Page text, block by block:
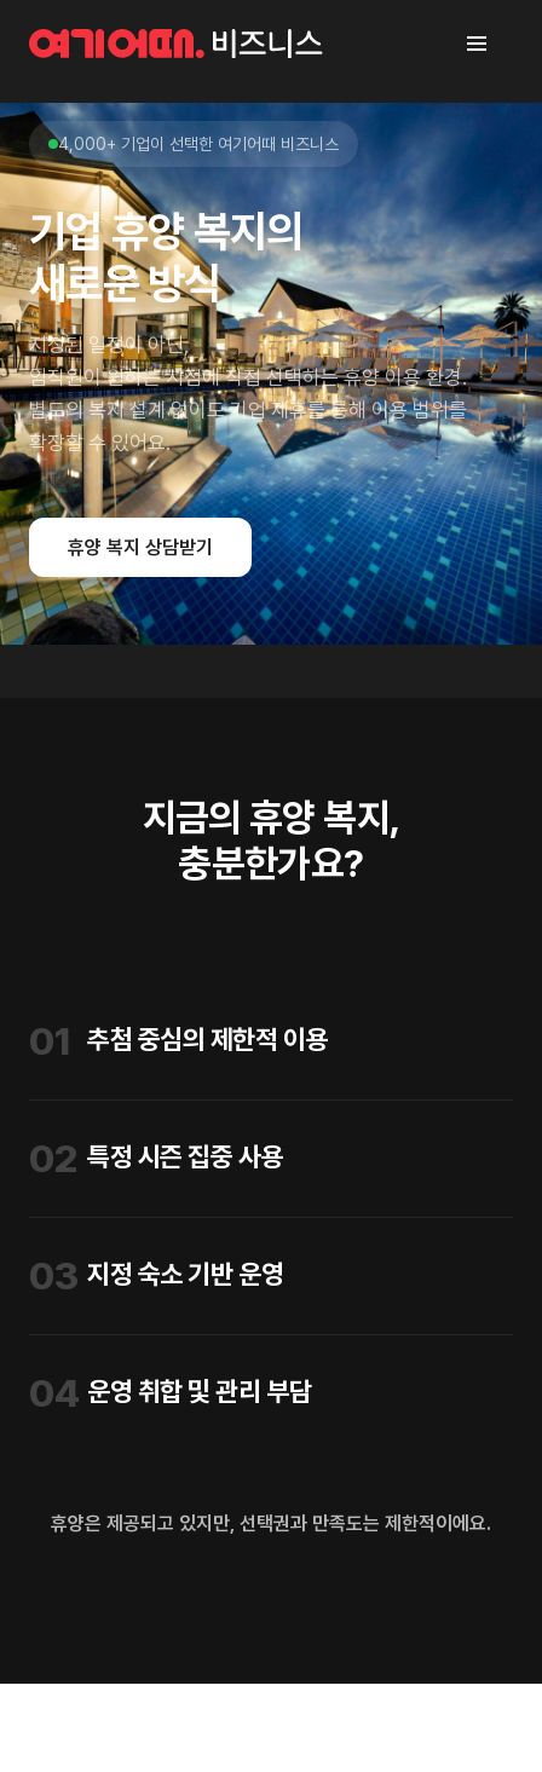
4,000+ 기업이 선택한 여기어때 비즈니스
기업 휴양 복지의
새로운 방식
지정된 일정이 아닌,
임직원이 원하는 시점에 직접 선택하는 휴양 이용 환경.
별도의 복지 설계 없이도 기업 제휴를 통해 이용 범위를
확장할 수 있어요.
휴양 복지 상담받기
지금의 휴양 복지,
충분한가요?
01 추첨 중심의 제한적 이용
02 특정 시즌 집중 사용
03 지정 숙소 기반 운영
04 운영 취합 및 관리 부담
휴양은 제공되고 있지만, 선택권과 만족도는 제한적이에요.